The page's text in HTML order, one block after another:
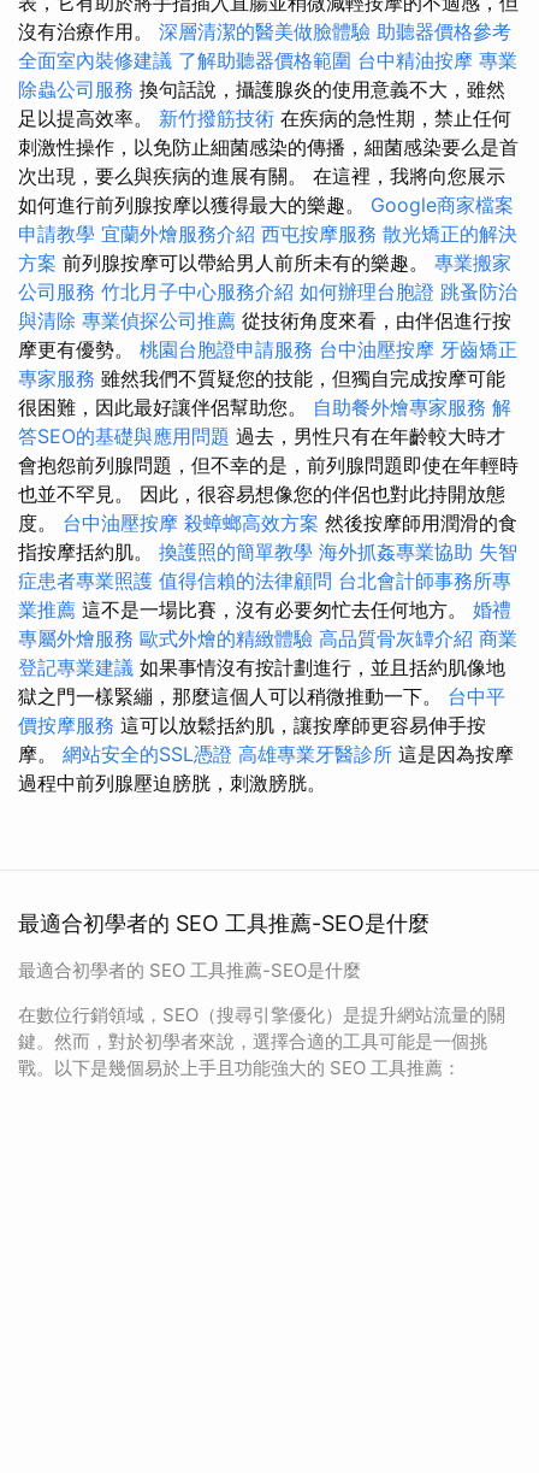
沒有治療作用。 深層清潔的醫美做臉體驗 助聽器價格參考
全面室內裝修建議 了解助聽器價格範圍 台中精油按摩 專業
除蟲公司服務 換句話說，攝護腺炎的使用意義不大，雖然
足以提高效率。 新竹撥筋技術 在疾病的急性期，禁止任何
刺激性操作，以免防止細菌感染的傳播，細菌感染要么是首
次出現，要么與疾病的進展有關。 在這裡，我將向您展示
如何進行前列腺按摩以獲得最大的樂趣。 Google商家檔案
申請教學 宜蘭外燴服務介紹 西屯按摩服務 散光矯正的解決
方案 前列腺按摩可以帶給男人前所未有的樂趣。 專業搬家
公司服務 竹北月子中心服務介紹 如何辦理台胞證 跳蚤防治
與清除 專業偵探公司推薦 從技術角度來看，由伴侶進行按
摩更有優勢。 桃園台胞證申請服務 台中油壓按摩 牙齒矯正
專家服務 雖然我們不質疑您的技能，但獨自完成按摩可能
很困難，因此最好讓伴侶幫助您。 自助餐外燴專家服務 解
答SEO的基礎與應用問題 過去，男性只有在年齡較大時才
會抱怨前列腺問題，但不幸的是，前列腺問題即使在年輕時
也並不罕見。 因此，很容易想像您的伴侶也對此持開放態
度。 台中油壓按摩 殺蟑螂高效方案 然後按摩師用潤滑的食
指按摩括約肌。 換護照的簡單教學 海外抓姦專業協助 失智
症患者專業照護 值得信賴的法律顧問 台北會計師事務所專
業推薦 這不是一場比賽，沒有必要匆忙去任何地方。 婚禮
專屬外燴服務 歐式外燴的精緻體驗 高品質骨灰罈介紹 商業
登記專業建議 如果事情沒有按計劃進行，並且括約肌像地
獄之門一樣緊繃，那麼這個人可以稍微推動一下。 台中平
價按摩服務 這可以放鬆括約肌，讓按摩師更容易伸手按
摩。 網站安全的SSL憑證 高雄專業牙醫診所 這是因為按摩
過程中前列腺壓迫膀胱，刺激膀胱。
最適合初學者的 SEO 工具推薦-SEO是什麼
最適合初學者的 SEO 工具推薦-SEO是什麼
在數位行銷領域，SEO（搜尋引擎優化）是提升網站流量的關
鍵。然而，對於初學者來說，選擇合適的工具可能是一個挑
戰。以下是幾個易於上手且功能強大的 SEO 工具推薦：